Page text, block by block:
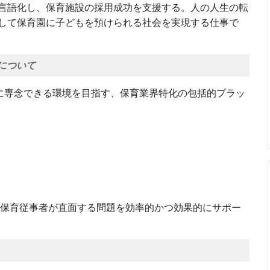
語化し、保育施設の採用成功を支援する。人の人生の転
て保育園に子どもを預けられる社会を実現する仕事で
ついて
念できる環境を目指す、保育業界特化の包括的プラッ
育従事者が直面する問題を効率的かつ効果的にサポー